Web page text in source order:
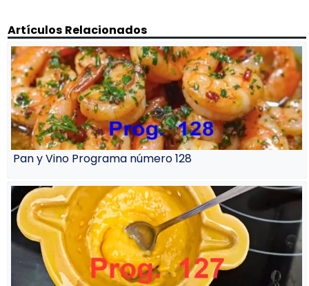
Artículos Relacionados
Pan y Vino Programa número 128